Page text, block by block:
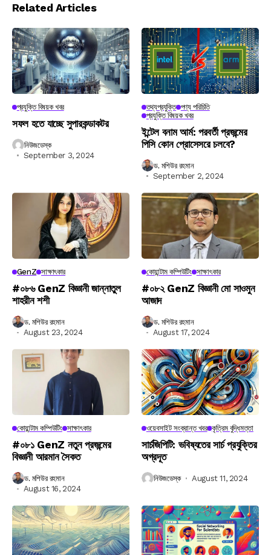
Related Articles
প্রযুক্তি বিষয়ক খবর
সফল হতে যাচ্ছে সুপারকন্ডাকটর
নিউজডেস্ক
September 3, 2024
তথ্যপ্রযুক্তি পণ্য পরিচিতি
প্রযুক্তি বিষয়ক খবর
ইন্টেল বনাম আর্ম: পরবর্তী প্রজন্মের
পিসি কোন প্রোসেসরে চলবে?
ড. মশিউর রহমান
September 2, 2024
GenZ সাক্ষাৎকার
#০৮৬ GenZ বিজ্ঞানী জান্নাতুল
শাহরীন শশী
ড. মশিউর রহমান
August 23, 2024
কোয়ান্টাম কম্পিউটিং সাক্ষাৎকার
#০৮২ GenZ বিজ্ঞানী মো সাওমুন
আজাদ
ড. মশিউর রহমান
August 17, 2024
কোয়ান্টাম কম্পিউটিং সাক্ষাৎকার
#০৮১ GenZ নতুন প্রজন্মের
বিজ্ঞানী আরমান সৈকত
ড. মশিউর রহমান
August 16, 2024
ওয়েবসাইট সংক্রান্ত খবর কৃত্রিম বুদ্ধিমত্তা
সার্চজিপিটি: ভবিষ্যতের সার্চ প্রযুক্তির
অগ্রদূত
নিউজডেস্ক August 11, 2024